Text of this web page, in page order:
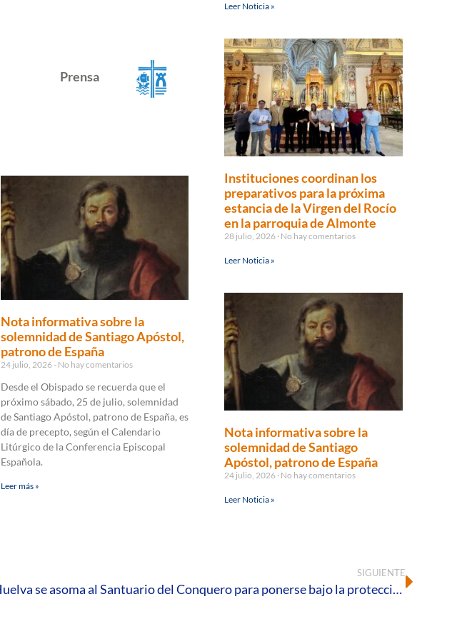
Prensa
Nota informativa sobre la
solemnidad de Santiago Apóstol,
patrono de España
24 julio, 2026 No hay comentarios
Desde el Obispado se recuerda que el
próximo sábado, 25 de julio, solemnidad
de Santiago Apóstol, patrono de España, es
día de precepto, según el Calendario
Litúrgico de la Conferencia Episcopal
Española.
Leer más »
Leer Noticia »
Instituciones coordinan los
preparativos para la próxima
estancia de la Virgen del Rocío
en la parroquia de Almonte
28 julio, 2026 No hay comentarios
Leer Noticia »
Nota informativa sobre la
solemnidad de Santiago
Apóstol, patrono de España
24 julio, 2026 No hay comentarios
Leer Noticia »
SIGUIENTE
Huelva se asoma al Santuario del Conquero para ponerse bajo la protección de su patrona